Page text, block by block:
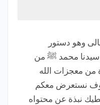
وهو دستور
سيدنا محمد ﷺ من
معجزات الله
نستعرض معكم
نبذة عن محتواه